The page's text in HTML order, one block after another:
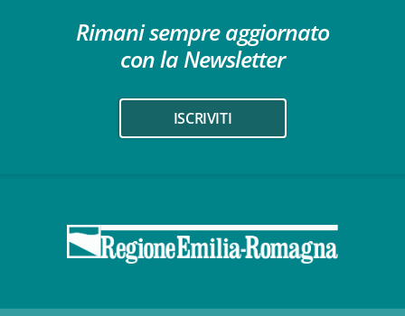
Rimani sempre aggiornato
con la Newsletter
ISCRIVITI